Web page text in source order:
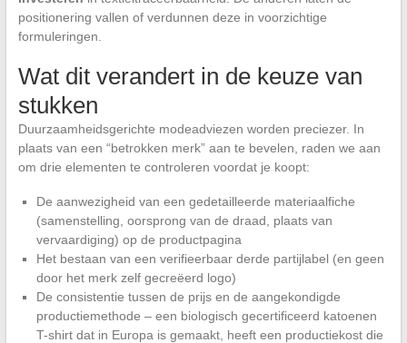
positionering vallen of verdunnen deze in voorzichtige
formuleringen.
Wat dit verandert in de keuze van
stukken
Duurzaamheidsgerichte modeadviezen worden preciezer. In
plaats van een “betrokken merk” aan te bevelen, raden we aan
om drie elementen te controleren voordat je koopt:
De aanwezigheid van een gedetailleerde materiaalfiche
(samenstelling, oorsprong van de draad, plaats van
vervaardiging) op de productpagina
Het bestaan van een verifieerbaar derde partijlabel (en geen
door het merk zelf gecreëerd logo)
De consistentie tussen de prijs en de aangekondigde
productiemethode – een biologisch gecertificeerd katoenen
T-shirt dat in Europa is gemaakt, heeft een productiekost die